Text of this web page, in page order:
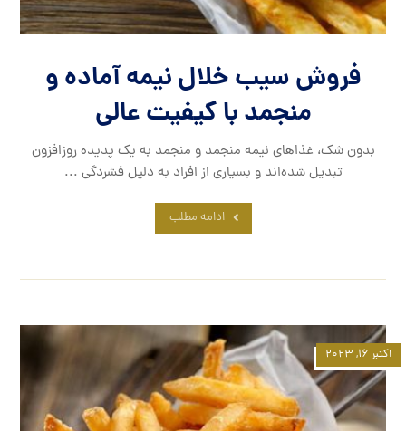
فروش سیب خلال نیمه آماده و
منجمد با کیفیت عالی
بدون شک، غذاهای نیمه منجمد و منجمد به یک پدیده روزافزون
تبدیل شده‌اند و بسیاری از افراد به دلیل فشردگی ...
ادامه مطلب
اکتبر ۱۶, ۲۰۲۳